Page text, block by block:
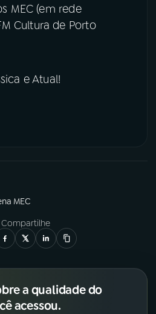
MEC (em rede
Cultura de Porto
e Atual!
MEC
Compartilhe
a qualidade do
acessou.